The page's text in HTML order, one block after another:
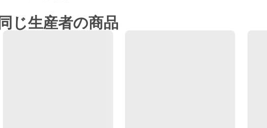
同じ生産者の商品